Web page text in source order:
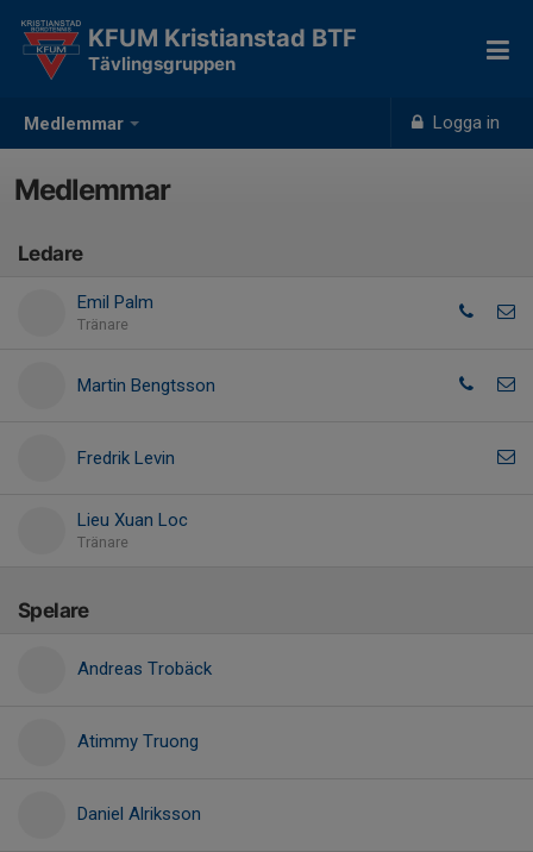
Medlemmar Logga in
KFUM Kristianstad BTF
Tävlingsgruppen
Medlemmar
Ledare
Emil Palm
Tränare
Martin Bengtsson
Fredrik Levin
Lieu Xuan Loc
Tränare
Spelare
Andreas Trobäck
Atimmy Truong
Daniel Alriksson